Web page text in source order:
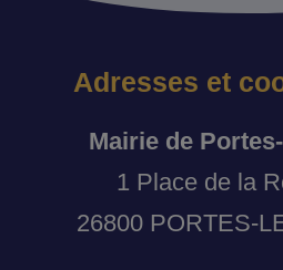
Adresses et
Mairie de
1 Place de la
26800 PORTES-